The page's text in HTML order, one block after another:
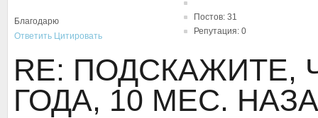
Благодарю
Постов: 31
Репутация: 0
Ответить Цитировать
RE: ПОДСКАЖИТЕ,
ГОДА, 10 МЕС.